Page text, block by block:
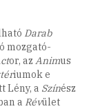
Darab
mozgató-
or, azAnimus
iumok e
Lény, a Színész
a Révület